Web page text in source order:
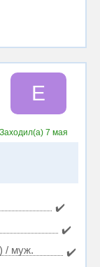
Е
Заходил(а) 7 мая
✔️
✔️
/ муж.
✔️